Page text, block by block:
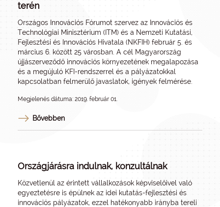
terén
Országos Innovációs Fórumot szervez az Innovációs és
Technológiai Minisztérium (ITM) és a Nemzeti Kutatási,
Fejlesztési és Innovációs Hivatala (NKFIH) február 5. és
március 6. között 25 városban. A cél Magyarország
újjászerveződő innovációs környezetének megalapozása
és a megújuló KFI-rendszerrel és a pályázatokkal
kapcsolatban felmerülő javaslatok, igények felmérése.
Megjelenés dátuma: 2019. február 01.
Bővebben
Országjárásra indulnak, konzultálnak
Közvetlenül az érintett vállalkozások képviselőivel való
egyeztetésre is épülnek az idei kutatás-fejlesztési és
innovációs pályázatok, ezzel hatékonyabb irányba tereli